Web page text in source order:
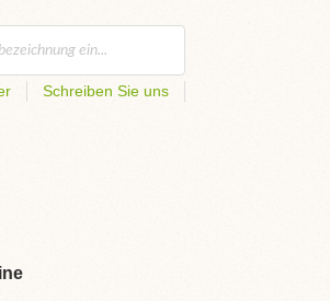
Schreiben Sie uns